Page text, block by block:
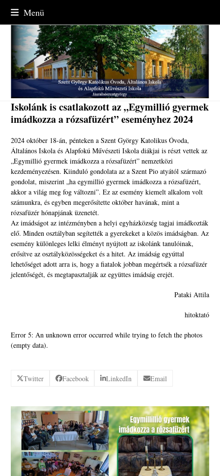
content
Menü
Iskolánk is csatlakozott az „Egymillió gyermek
imádkozza a rózsafüzért” eseményhez 2024
2024 október 18-án, pénteken a Szent György Katolikus Óvoda,
Általános Iskola és Alapfokú Művészeti Iskola diákjai is részt vettek az
„Egymillió gyermek imádkozza a rózsafüzért” nemzetközi
kezdeményezésen. Kiinduló gondolata az a Szent Pio atyától származó
gondolat, miszerint „ha egymillió gyermek imádkozza a rózsafüzért,
akkor a világ meg fog változni”. Ez az esemény kiemelt alkalom volt
számunkra, és egyben megerősítette október havának, mint a
rózsafüzér hónapjának üzenetét.
Az imádságot az intézményben a helyi egyházközség tagjai imádkozták
elő. Minden osztályban segítették a gyerekeket a közös imádságban. Az
esemény különleges lelki élményt nyújtott az iskolánk tanulóinak,
erősítve az osztályközösségeket és a hitet. Az imádság egyúttal
lehetőséget adott arra is, hogy a fiatalok jobban megértsék a rózsafüzér
jelentőségét, és megtapasztalják az együttes imádság erejét.
Pataki Attila
hitoktató
Error 5: An unknown error occurred while trying to fetch the photos
(empty data).
Twitter Facebook LinkedIn Email